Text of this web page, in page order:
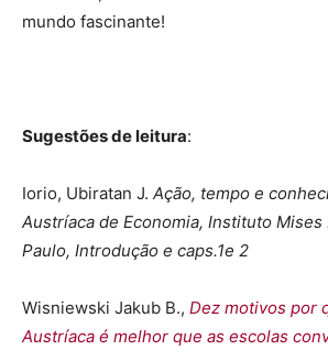
mundo fascinante!
Sugestões de leitura:
Iorio, Ubiratan J. Ação, tempo e
Austríaca de Economia, Instituto Mises
Paulo, Introdução e caps.1e 2
Wisniewski Jakub B., Dez motivos por
Austríaca é melhor que as escolas